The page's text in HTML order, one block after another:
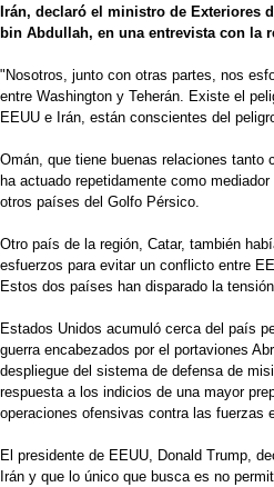
Irán, declaró el ministro de Exteriores
bin Abdullah, en una entrevista con la
"Nosotros, junto con otras partes, nos
entre Washington y Teherán. Existe el
EEUU e Irán, están conscientes del
Omán, que tiene buenas relaciones tanto
ha actuado repetidamente como
otros países del Golfo Pérsico.
Otro país de la región, Catar, también
esfuerzos para evitar un conflicto entre
Estos dos países han disparado la
Estados Unidos acumuló cerca del país
guerra encabezados por el portaviones
despliegue del sistema de defensa de
respuesta a los indicios de una mayor
operaciones ofensivas contra las fuerzas
El presidente de EEUU, Donald Trump,
Irán y que lo único que busca es no